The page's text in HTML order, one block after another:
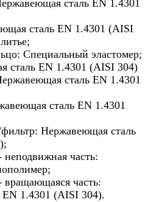
сталь EN 1.4301
сталь EN 1.4301 (AISI
Специальный эластомер;
сталь EN 1.4301 (AISI 304)
сталь EN 1.4301
сталь EN 1.4301
Нержавеющая сталь
часть:
часть:
1.4301 (AISI 304).